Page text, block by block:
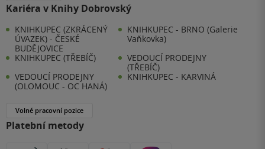
Kariéra v Knihy Dobrovský
KNIHKUPEC (ZKRÁCENÝ
ÚVAZEK) - ČESKÉ
BUDĚJOVICE
KNIHKUPEC - BRNO (Galerie
Vaňkovka)
KNIHKUPEC (TŘEBÍČ)
VEDOUCÍ PRODEJNY
(TŘEBÍČ)
VEDOUCÍ PRODEJNY
(OLOMOUC - OC HANÁ)
KNIHKUPEC - KARVINÁ
Volné pracovní pozice
Platební metody